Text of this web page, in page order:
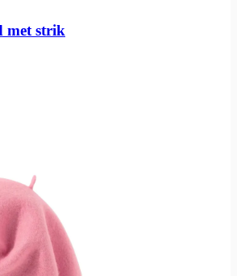
met strik